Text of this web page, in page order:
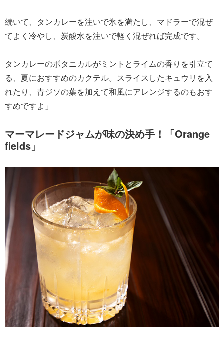
続いて、タンカレーを注いで氷を満たし、マドラーで混ぜ
てよく冷やし、炭酸水を注いで軽く混ぜれば完成です。
タンカレーのボタニカルがミントとライムの香りを引立て
る、夏におすすめのカクテル。スライスしたキュウリを入
れたり、青ジソの葉を加えて和風にアレンジするのもおす
すめですよ」
マーマレードジャムが味の決め手！「Orange
fields」